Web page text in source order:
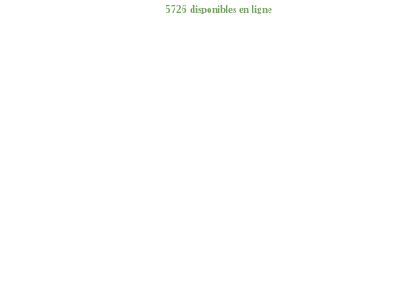
5726 disponibles en ligne